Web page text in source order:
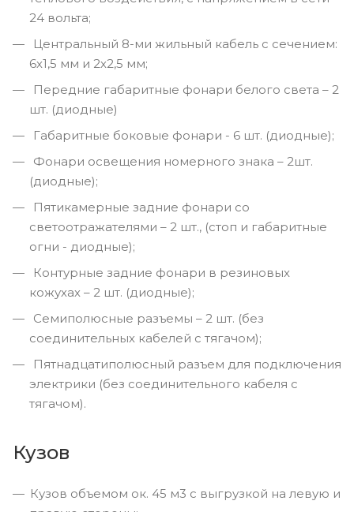
24 вольта;
Центральный 8-ми жильный кабель с сечением:
6х1,5 мм и 2х2,5 мм;
Передние габаритные фонари белого света – 2
шт. (диодные)
Габаритные боковые фонари - 6 шт. (диодные);
Фонари освещения номерного знака – 2шт.
(диодные);
Пятикамерные задние фонари со
светоотражателями – 2 шт., (стоп и габаритные
огни - диодные);
Контурные задние фонари в резиновых
кожухах – 2 шт. (диодные);
Семиполюсные разъемы – 2 шт. (без
соединительных кабелей с тягачом);
Пятнадцатиполюсный разъем для подключения
электрики (без соединительного кабеля с
тягачом).
Кузов
Кузов объемом ок. 45 м3 с выгрузкой на левую и